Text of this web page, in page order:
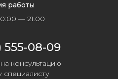
консультацию
специалисту
— 21.00
555-08-09
работы